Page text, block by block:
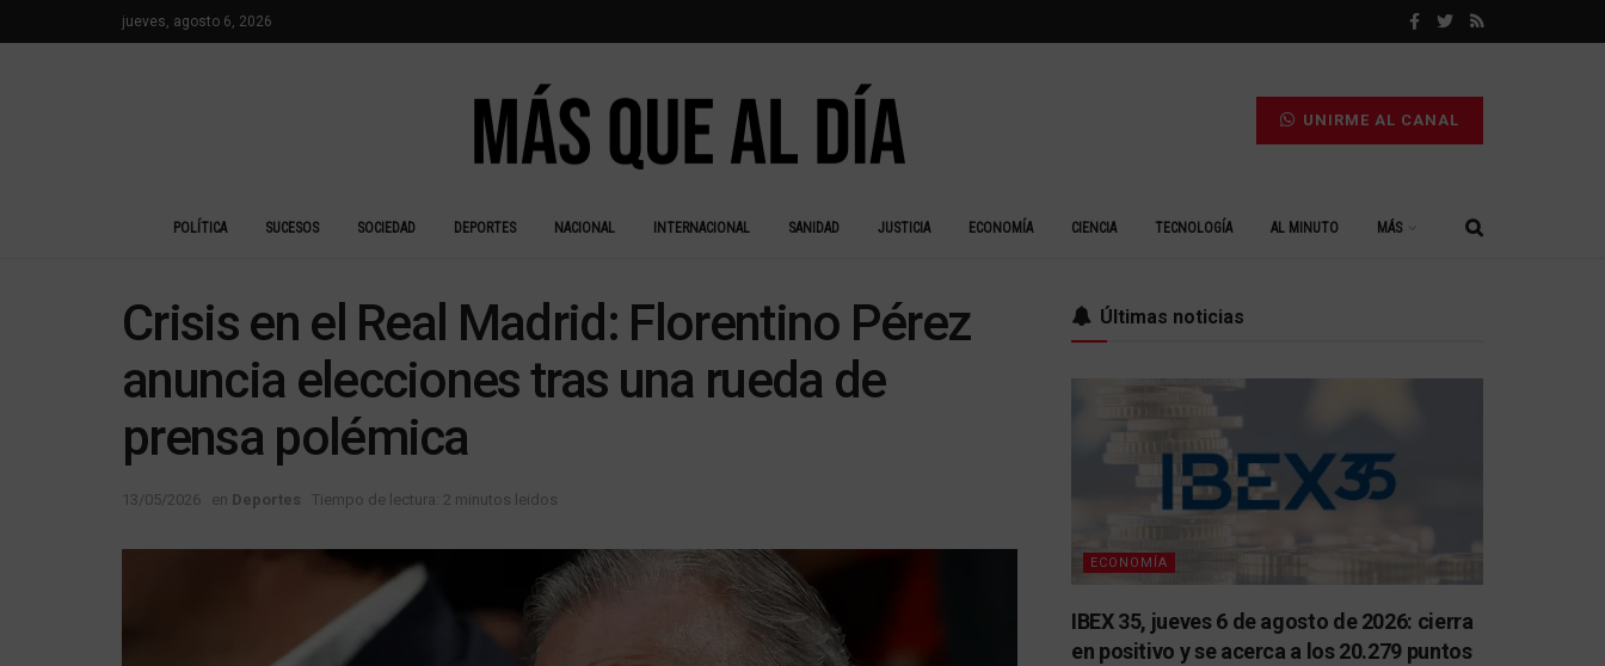
jueves, agosto 6, 2026
UNIRME AL CANAL
POLÍTICA SUCESOS SOCIEDAD DEPORTES NACIONAL INTERNACIONAL SANIDAD JUSTICIA ECONOMÍA CIENCIA TECNOLOGÍA AL MINUTO MÁS
Crisis en el Real Madrid: Florentino Pérez
anuncia elecciones tras una rueda de
prensa polémica
13/05/2026 en Deportes Tiempo de lectura: 2 minutos leidos
Últimas noticias
ECONOMÍA
IBEX 35, jueves 6 de agosto de 2026: cierra
en positivo y se acerca a los 20.279 puntos